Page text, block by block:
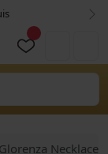
Account
Necklace